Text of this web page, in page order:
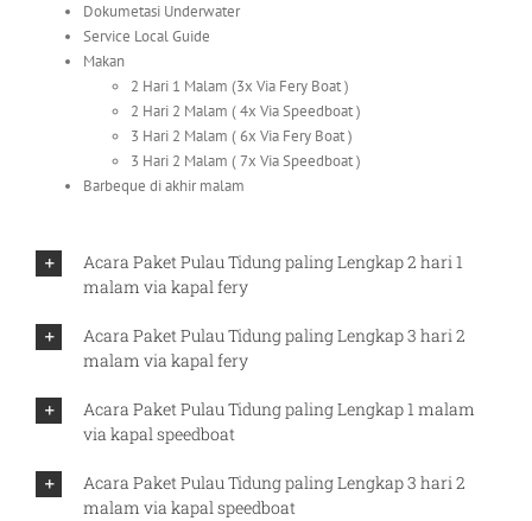
Dokumetasi Underwater
Service Local Guide
Makan
2 Hari 1 Malam (3x Via Fery Boat )
2 Hari 2 Malam ( 4x Via Speedboat )
3 Hari 2 Malam ( 6x Via Fery Boat )
3 Hari 2 Malam ( 7x Via Speedboat )
Barbeque di akhir malam
Acara Paket Pulau Tidung paling Lengkap 2 hari 1
malam via kapal fery
Acara Paket Pulau Tidung paling Lengkap 3 hari 2
malam via kapal fery
Acara Paket Pulau Tidung paling Lengkap 1 malam
via kapal speedboat
Acara Paket Pulau Tidung paling Lengkap 3 hari 2
malam via kapal speedboat